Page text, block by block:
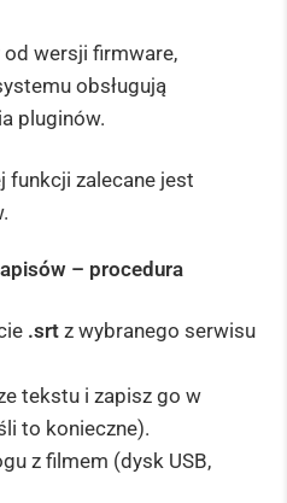
wersji firmware,
obsługują
pluginów.
funkcji zalecane jest
– procedura
.srt z wybranego serwisu
tekstu i zapisz go w
to konieczne).
z filmem (dysk USB,